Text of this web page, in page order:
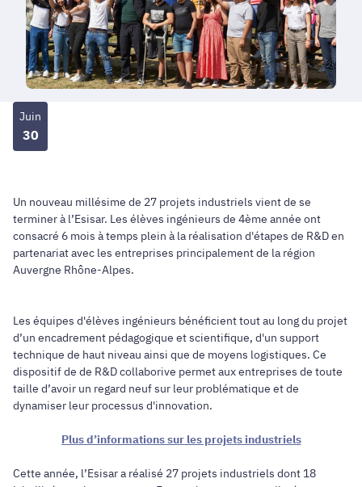
Juin
30
Un nouveau millésime de 27 projets industriels vient de se
terminer à l’Esisar. Les élèves ingénieurs de 4ème année ont
consacré 6 mois à temps plein à la réalisation d'étapes de R&D en
partenariat avec les entreprises principalement de la région
Auvergne Rhône-Alpes.
Les équipes d'élèves ingénieurs bénéficient tout au long du projet
d’un encadrement pédagogique et scientifique, d'un support
technique de haut niveau ainsi que de moyens logistiques. Ce
dispositif de de R&D collaborive permet aux entreprises de toute
taille d’avoir un regard neuf sur leur problématique et de
dynamiser leur processus d'innovation.
Plus d’informations sur les projets industriels
Cette année, l’Esisar a réalisé 27 projets industriels dont 18